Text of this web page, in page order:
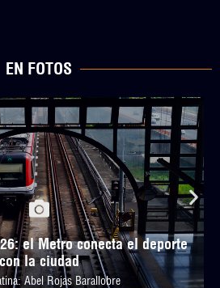
EN FOTOS
el Metro conecta el deporte
la ciudad
Abel Rojas Barallobre